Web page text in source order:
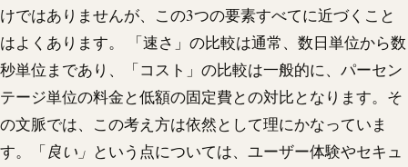
けではありませんが、この3つの要素すべてに近づくこと
はよくあります。 「速さ」の比較は通常、数日単位から数
秒単位まであり、「コスト」の比較は一般的に、パーセン
テージ単位の料金と低額の固定費との対比となります。そ
の文脈では、この考え方は依然として理にかなっていま
す。「良い」 という点については、ユーザー体験やセキュ